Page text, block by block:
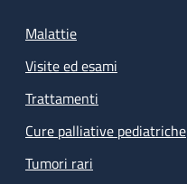
Malattie
Visite ed esami
Trattamenti
Cure palliative pediatriche
Tumori rari